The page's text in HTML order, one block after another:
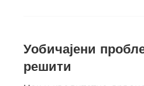
Уобичајени
решити